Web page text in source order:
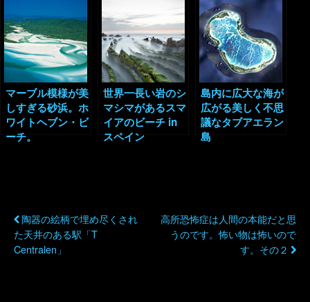
ス・ウェル」
マーブル模様が美
しすぎる砂浜。ホ
ワイトヘブン・ビ
ーチ。
世界一長い岩のシ
マシマがあるスマ
イアのビーチ in
スペイン
島内に広大な海が
広がる美しく不思
議なタブアエラン
島
陶器の絵柄で埋め尽くされ
た天井のある駅「T
Centralen」
高所恐怖症は人間の本能だと思
うのです。怖い物は怖いので
す。その２